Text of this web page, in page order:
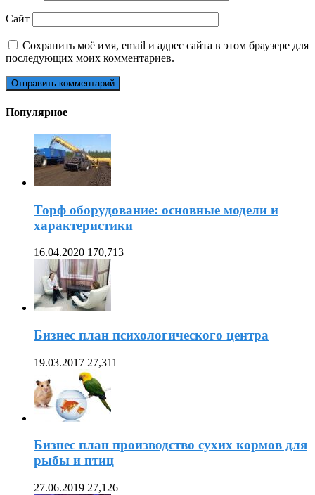
Сайт
Сохранить моё имя, email и адрес сайта в этом браузере для
последующих моих комментариев.
Популярное
Торф оборудование: основные модели и
характеристики
16.04.2020 170,713
Бизнес план психологического центра
19.03.2017 27,311
Бизнес план производство сухих кормов для
рыбы и птиц
27.06.2019 27,126